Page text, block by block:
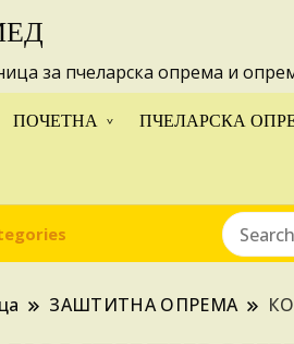
за пчеларска опрема и
ПОЧЕТНА ПЧЕЛАРСКА
ЗАШТИТНА ОПРЕМА